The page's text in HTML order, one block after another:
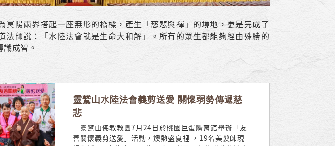
冥陽兩界搭起一座無形的橋樑，產生「慈悲與禪」的境地，更是完成了
法師說：「水陸法會就是生命大和解」。所有的眾生都能夠經由殊勝的
成智。
靈鷲山水陸法會義剪送愛 關懷弱勢傳遞慈
悲
—靈鷲山佛教教團7月24日於桃園巨蛋體育館舉辦「友
善關懷義剪送愛」活動，燠熱盛夏裡 ，19名美髮師現